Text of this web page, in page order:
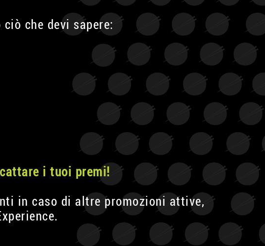
che devi sapere:
i tuoi premi!
in caso di altre promozioni attive,